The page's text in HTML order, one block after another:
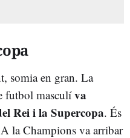
somia en gran. La
futbol masculíva
Rei i la Supercopa. És
la Champions va arribar